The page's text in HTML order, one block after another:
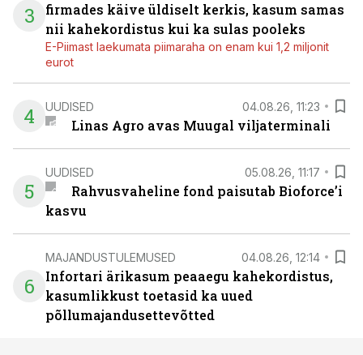
3
firmades käive üldiselt kerkis, kasum samas
nii kahekordistus kui ka sulas pooleks
E-Piimast laekumata piimaraha on enam kui 1,2 miljonit
eurot
4 UUDISED 04.08.26, 11:23
Linas Agro avas Muugal viljaterminali
5
UUDISED 05.08.26, 11:17
Rahvusvaheline fond paisutab Bioforce’i
kasvu
6
MAJANDUSTULEMUSED 04.08.26, 12:14
Infortari ärikasum peaaegu kahekordistus,
kasumlikkust toetasid ka uued
põllumajandusettevõtted